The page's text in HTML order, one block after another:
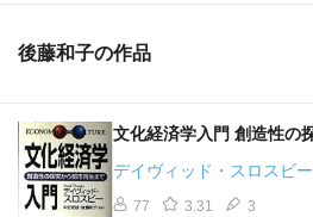
を踏まえ、政策決定システムのあ
財政システムの観点からは、文化
え、ケイパビリティの拡張を通じ
あるということから、特にそのよ
後藤和子の作品
文化経済学入門 創造性の
デイヴィッド・スロスビ
77 3.31 3